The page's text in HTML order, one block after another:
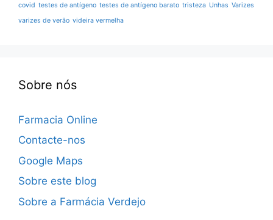
covid testes de antígeno testes de antígeno barato tristeza Unhas Varizes
varizes de verão videira vermelha
Sobre nós
Farmacia Online
Contacte-nos
Google Maps
Sobre este blog
Sobre a Farmácia Verdejo